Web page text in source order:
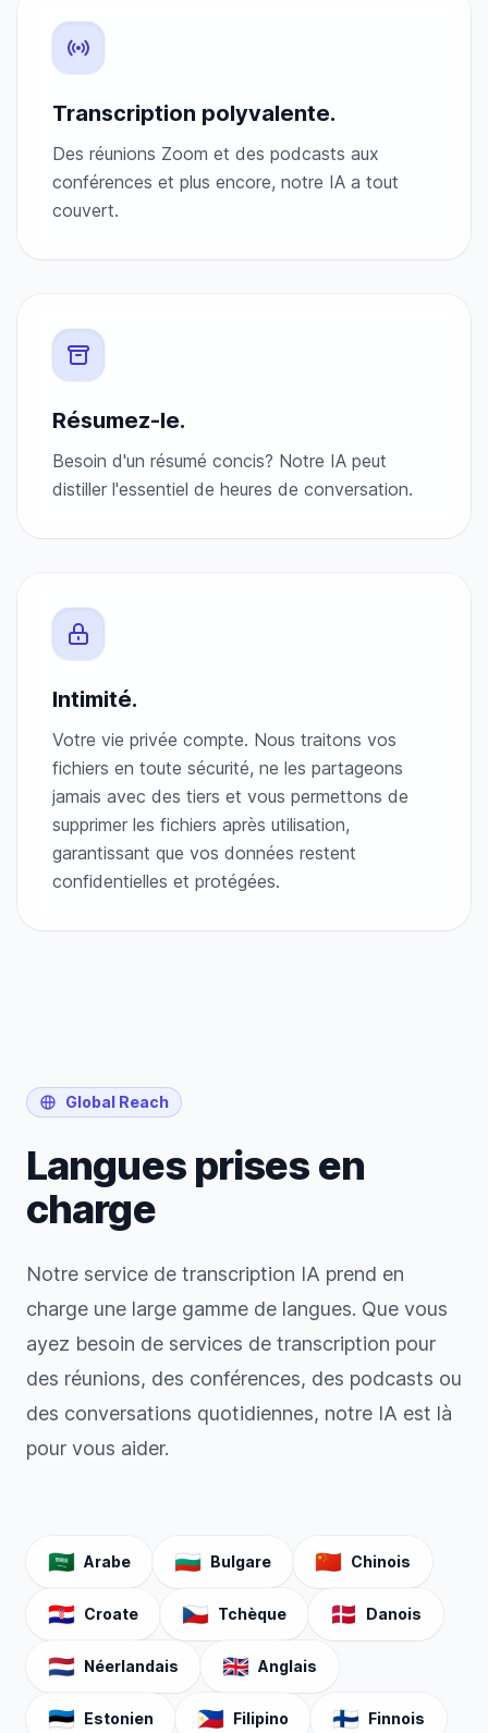
Transcription polyvalente.
Des réunions Zoom et des podcasts aux
conférences et plus encore, notre IA a tout
couvert.
Résumez-le.
Besoin d'un résumé concis? Notre IA peut
distiller l'essentiel de heures de conversation.
Intimité.
Votre vie privée compte. Nous traitons vos
fichiers en toute sécurité, ne les partageons
jamais avec des tiers et vous permettons de
supprimer les fichiers après utilisation,
garantissant que vos données restent
confidentielles et protégées.
Global Reach
Langues prises en
charge
Notre service de transcription IA prend en
charge une large gamme de langues. Que vous
ayez besoin de services de transcription pour
des réunions, des conférences, des podcasts ou
des conversations quotidiennes, notre IA est là
pour vous aider.
🇸🇦 Arabe 🇧🇬 Bulgare 🇨🇳 Chinois
🇭🇷 Croate 🇨🇿 Tchèque 🇩🇰 Danois
🇳🇱 Néerlandais 🇬🇧 Anglais
🇪🇪 Estonien 🇵🇭 Filipino 🇫🇮 Finnois